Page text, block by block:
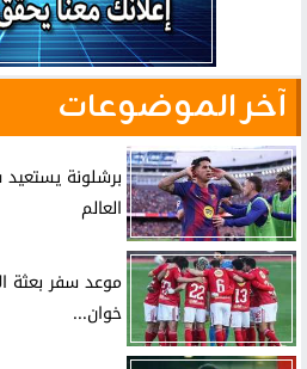
آخر الموضوعات
برشلونة
العالم
موعد سفر بعثة
خوان...